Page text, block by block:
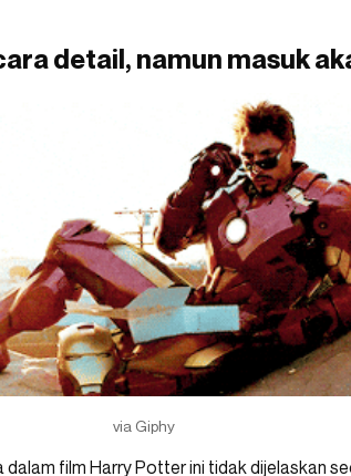
detail, namun masuk
via Giphy
film Harry Potter ini tidak dijelaskan